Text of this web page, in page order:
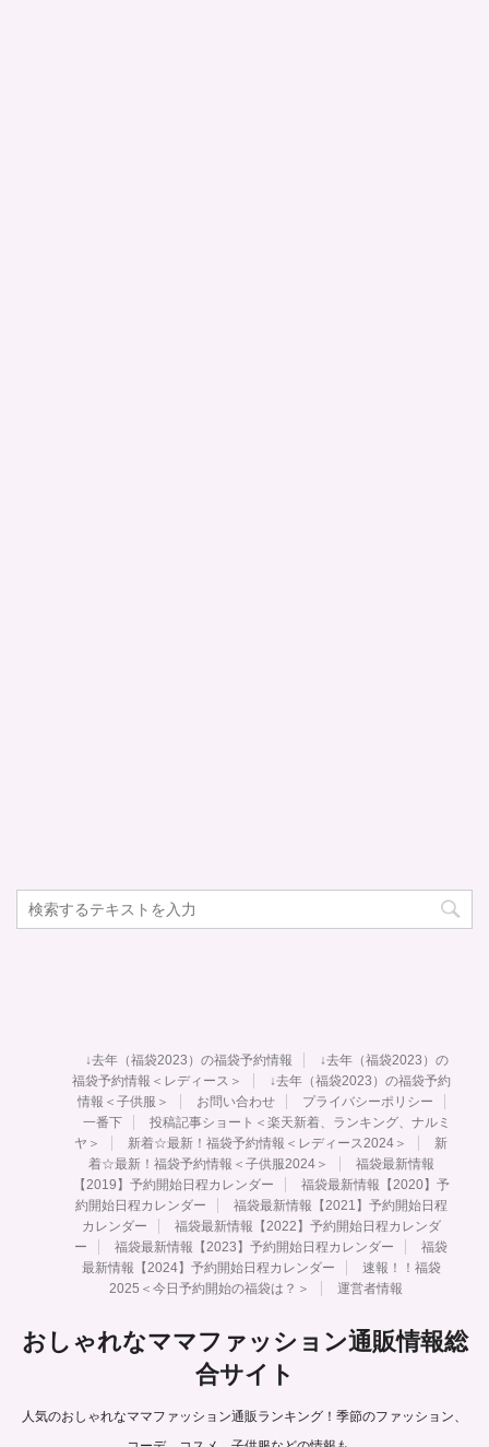
↓去年（福袋2023）の福袋予約情報
↓去年（福袋2023）の
福袋予約情報＜レディース＞
↓去年（福袋2023）の福袋予約
情報＜子供服＞
お問い合わせ
プライバシーポリシー
一番下
投稿記事ショート＜楽天新着、ランキング、ナルミ
ヤ＞
新着☆最新！福袋予約情報＜レディース2024＞
新
着☆最新！福袋予約情報＜子供服2024＞
福袋最新情報
【2019】予約開始日程カレンダー
福袋最新情報【2020】予
約開始日程カレンダー
福袋最新情報【2021】予約開始日程
カレンダー
福袋最新情報【2022】予約開始日程カレンダ
ー
福袋最新情報【2023】予約開始日程カレンダー
福袋
最新情報【2024】予約開始日程カレンダー
速報！！福袋
2025＜今日予約開始の福袋は？＞
運営者情報
おしゃれなママファッション通販情報総
合サイト
人気のおしゃれなママファッション通販ランキング！季節のファッション、